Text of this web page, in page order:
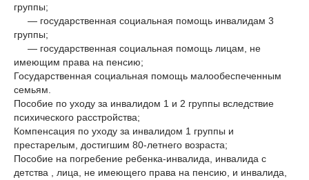
группы;
— государственная социальная помощь инвалидам 3
группы;
— государственная социальная помощь лицам, не
имеющим права на пенсию;
Государственная социальная помощь малообеспеченным
семьям.
Пособие по уходу за инвалидом 1 и 2 группы вследствие
психического расстройства;
Компенсация по уходу за инвалидом 1 группы и
престарелым, достигшим 80-летнего возраста;
Пособие на погребение ребенка-инвалида, инвалида с
детства , лица, не имеющего права на пенсию, и инвалида,